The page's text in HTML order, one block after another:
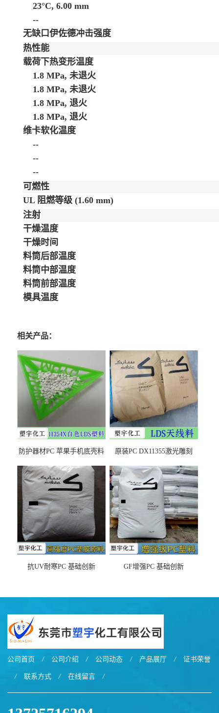
23°C, 6.00 mm
--
无缺口伊佐德冲击强度
热性能
载荷下热变形温度
1.8 MPa, 未退火
1.8 MPa, 未退火
1.8 MPa, 退火
1.8 MPa, 退火
维卡软化温度
--
--
--
可燃性
UL 阻燃等级 (1.60 mm)
注射
干燥温度
干燥时间
料筒后部温度
料筒中部温度
料筒前部温度
模具温度
相关产品：
防护器材PC 苹果手机底壳料
之忧
原装PC DX11355激光雕刻
抗UV耐寒PC 基础创新
GF增强PC 基础创新
公司首页 / 公司介绍 / 公司动态 / 产品展厅 / 证书荣誉
/ 联系方式 / 在线留言 /